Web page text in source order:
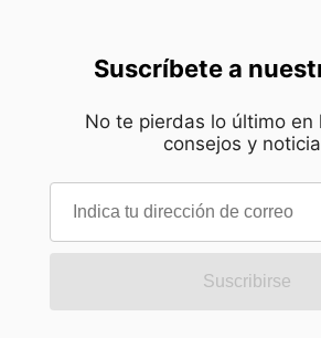
Suscríbete a
No te pierdas lo último en
consejos y
Suscribirse